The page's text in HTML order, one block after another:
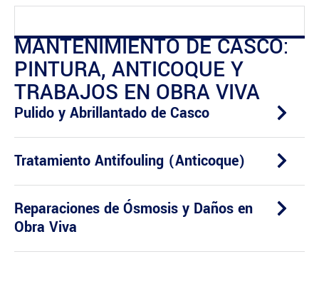
MANTENIMIENTO DE CASCO:
PINTURA, ANTICOQUE Y
TRABAJOS EN OBRA VIVA
Pulido y Abrillantado de Casco
Tratamiento Antifouling (Anticoque)
Reparaciones de Ósmosis y Daños en
Obra Viva